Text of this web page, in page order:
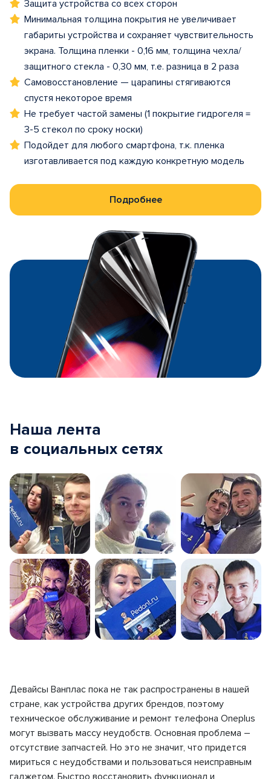
Защита устройства со всех сторон
Минимальная толщина покрытия не увеличивает
габариты устройства и сохраняет чувствительность
экрана. Толщина пленки - 0,16 мм, толщина чехла/
защитного стекла - 0,30 мм, т.е. разница в 2 раза
Самовосстановление — царапины стягиваются
спустя некоторое время
Не требует частой замены (1 покрытие гидрогеля =
3-5 стекол по сроку носки)
Подойдет для любого смартфона, т.к. пленка
изготавливается под каждую конкретную модель
Подробнее
Наша лента
в социальных сетях
Девайсы Ванплас пока не так распространены в нашей
стране, как устройства других брендов, поэтому
техническое обслуживание и ремонт телефона Oneplus
могут вызвать массу неудобств. Основная проблема –
отсутствие запчастей. Но это не значит, что придется
мириться с неудобствами и пользоваться неисправным
гаджетом. Быстро восстановить функционал и